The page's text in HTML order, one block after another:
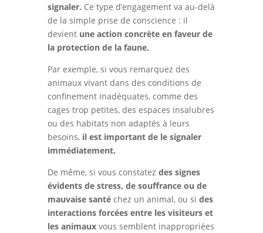
signaler. Ce type d’engagement va au-delà
de la simple prise de conscience : il
devient une action concrète en faveur de
la protection de la faune.
Par exemple, si vous remarquez des
animaux vivant dans des conditions de
confinement inadéquates, comme des
cages trop petites, des espaces insalubres
ou des habitats non adaptés à leurs
besoins, il est important de le signaler
immédiatement.
De même, si vous constatez des signes
évidents de stress, de souffrance ou de
mauvaise santéchez un animal, ou si des
interactions forcées entre les visiteurs et
les animauxvous semblent inappropriées